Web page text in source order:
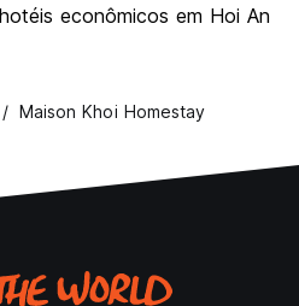
econômicos em Hoi An
Maison Khoi Homestay